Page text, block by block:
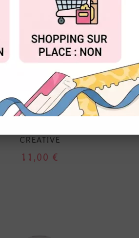
VAESSEN CREATIVE
CREATIVE
11,00 €
ACCEPTER TOUT